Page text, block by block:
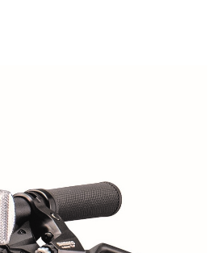
たなカラーも登場します。
「XB1」でクロスバイク生活